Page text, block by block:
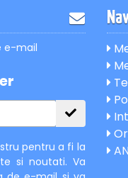
e-mail
pentru a fi la
si noutati. Va